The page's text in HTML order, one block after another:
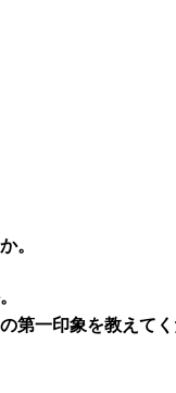
。
第一印象を教えてく